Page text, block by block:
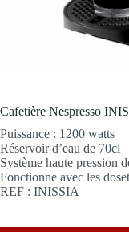
Cafetière Nespresso
Puissance : 1200 watts
Réservoir d’eau de 70cl
Système haute pression
Fonctionne avec les
REF : INISSIA